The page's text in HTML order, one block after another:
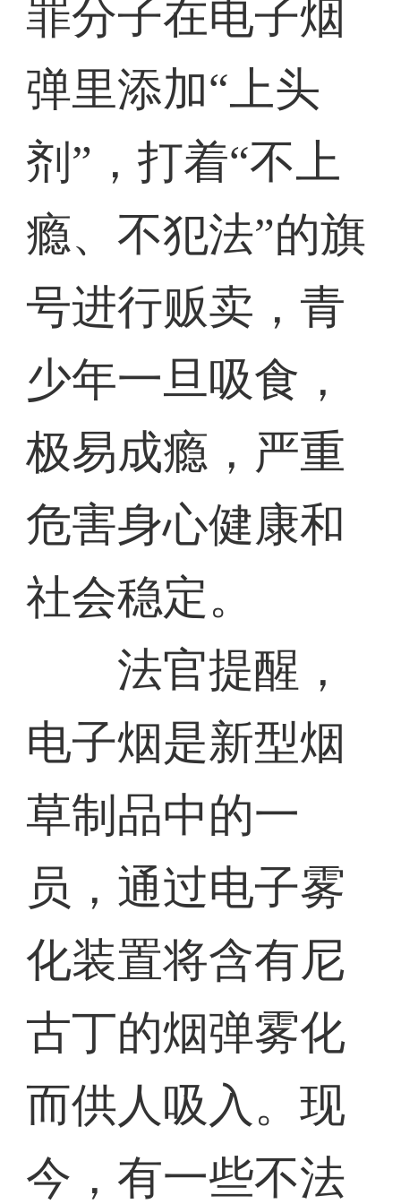
罪分子在电子烟
弹里添加“上头
剂”，打着“不上
瘾、不犯法”的旗
号进行贩卖，青
少年一旦吸食，
极易成瘾，严重
危害身心健康和
社会稳定。
法官提醒，
电子烟是新型烟
草制品中的一
员，通过电子雾
化装置将含有尼
古丁的烟弹雾化
而供人吸入。现
今，有一些不法